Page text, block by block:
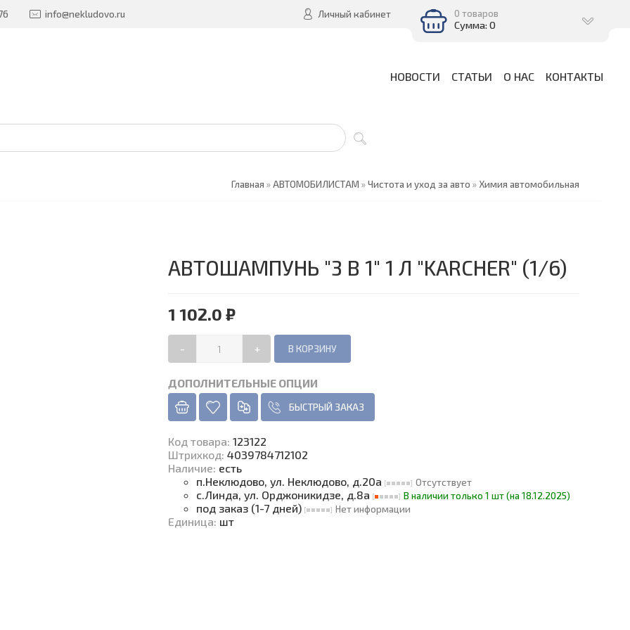
info@nekludovo.ru Личный кабинет 0 товаров
Сумма: 0
НОВОСТИ СТАТЬИ О НАС КОНТАКТЫ
Главная »АВТОМОБИЛИСТАМ »Чистота и уход за авто » Химия автомобильная
АВТОШАМПУНЬ "3 В 1" 1 Л "KARCHER" (1/6)
1 102.0 ₽
- +
ДОПОЛНИТЕЛЬНЫЕ ОПЦИИ
БЫСТРЫЙ ЗАКАЗ
Код товара: 123122
Штрихкод: 4039784712102
Наличие: есть
п.Неклюдово, ул. Неклюдово, д.20а
Отсутствует
с.Линда, ул. Орджоникидзе, д.8а В наличии только 1 шт (на 18.12.2025)
под заказ (1-7 дней) Нет информации
Единица: шт